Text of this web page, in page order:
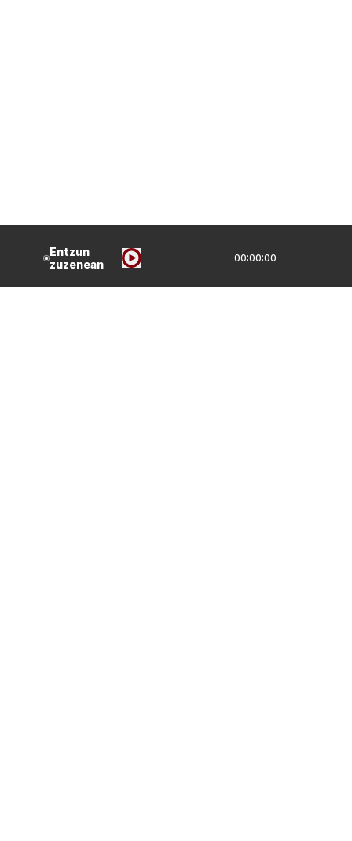
Entzun
zuzenean
00:00:00